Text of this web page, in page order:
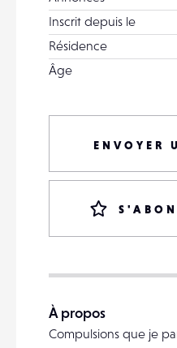
Inscrit depuis le
Résidence
Âge
ENVOYER
À propos
Compulsions que je